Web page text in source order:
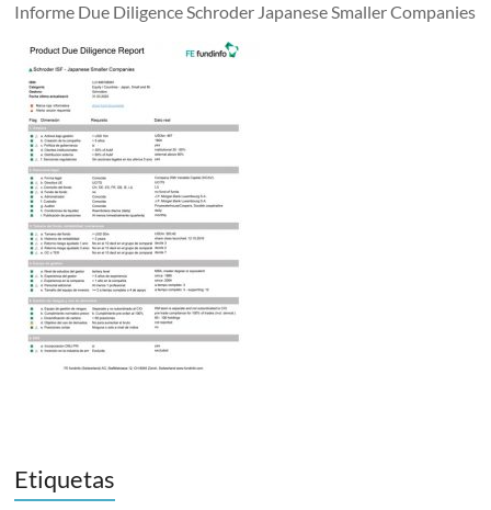
Informe Due Diligence Schroder Japanese Smaller Companies
Etiquetas